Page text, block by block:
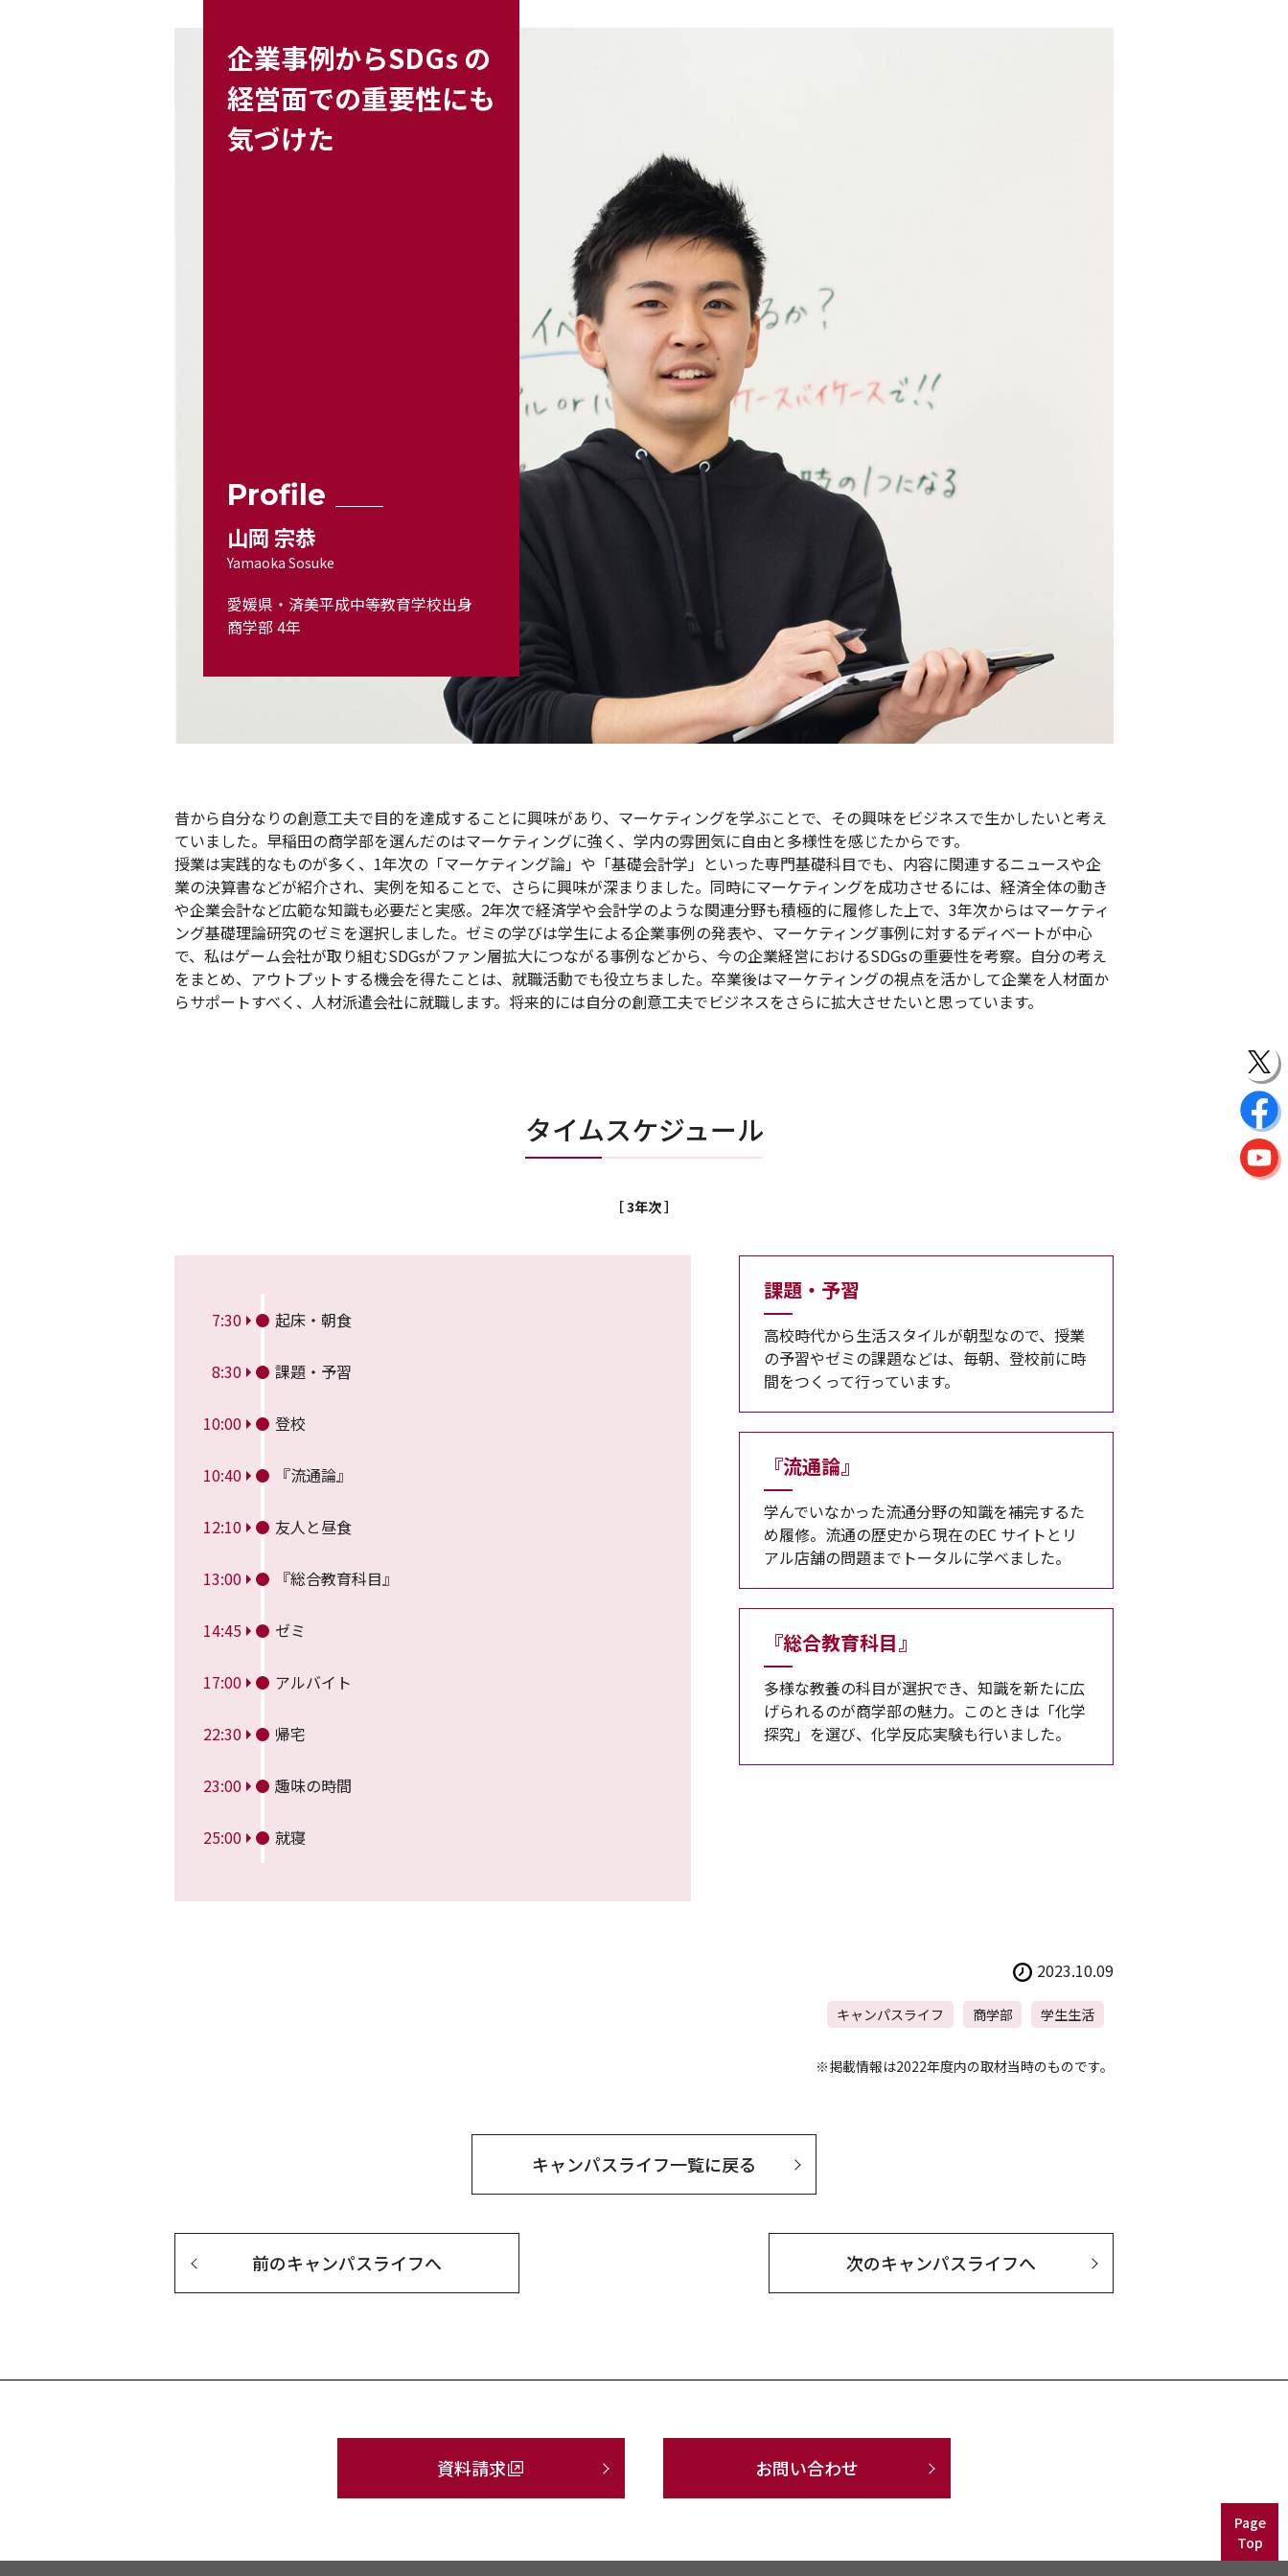
企業事例からSDGs の
経営面での重要性にも
気づけた
Profile
山岡 宗恭
Yamaoka Sosuke
愛媛県・済美平成中等教育学校出身
商学部 4年
昔から自分なりの創意工夫で目的を達成することに興味があり、マーケティングを学ぶことで、その興味をビジネスで生かしたいと考え
ていました。早稲田の商学部を選んだのはマーケティングに強く、学内の雰囲気に自由と多様性を感じたからです。
授業は実践的なものが多く、1年次の「マーケティング論」や「基礎会計学」といった専門基礎科目でも、内容に関連するニュースや企
業の決算書などが紹介され、実例を知ることで、さらに興味が深まりました。同時にマーケティングを成功させるには、経済全体の動き
や企業会計など広範な知識も必要だと実感。2年次で経済学や会計学のような関連分野も積極的に履修した上で、3年次からはマーケティ
ング基礎理論研究のゼミを選択しました。ゼミの学びは学生による企業事例の発表や、マーケティング事例に対するディベートが中心
で、私はゲーム会社が取り組むSDGsがファン層拡大につながる事例などから、今の企業経営におけるSDGsの重要性を考察。自分の考え
をまとめ、アウトプットする機会を得たことは、就職活動でも役立ちました。卒業後はマーケティングの視点を活かして企業を人材面か
らサポートすべく、人材派遣会社に就職します。将来的には自分の創意工夫でビジネスをさらに拡大させたいと思っています。
タイムスケジュール
［ 3年次 ］
7:30 起床・朝食
8:30 課題・予習
10:00 登校
10:40 『流通論』
12:10 友人と昼食
13:00 『総合教育科目』
14:45 ゼミ
17:00 アルバイト
22:30 帰宅
23:00 趣味の時間
25:00 就寝
課題・予習
高校時代から生活スタイルが朝型なので、授業
の予習やゼミの課題などは、毎朝、登校前に時
間をつくって行っています。
『流通論』
学んでいなかった流通分野の知識を補完するた
め履修。流通の歴史から現在のEC サイトとリ
アル店舗の問題までトータルに学べました。
『総合教育科目』
多様な教養の科目が選択でき、知識を新たに広
げられるのが商学部の魅力。このときは「化学
探究」を選び、化学反応実験も行いました。
2023.10.09
キャンパスライフ 商学部 学生生活
※掲載情報は2022年度内の取材当時のものです。
キャンパスライフ一覧に戻る
前のキャンパスライフへ 次のキャンパスライフへ
資料請求 お問い合わせ
Page
Top